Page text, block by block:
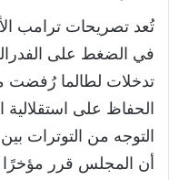
تُعد تصريحات ترامب
في الضغط على
تدخلات لطالما رُفضت
الحفاظ على استقلالية
التوجه من التوترات
أن المجلس قرر مؤخرًا